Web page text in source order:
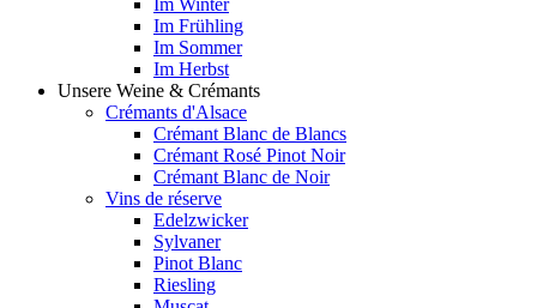
Im Frühling
Im Sommer
Im Herbst
Unsere Weine & Crémants
Crémants d'Alsace
Crémant Blanc de Blancs
Crémant Rosé Pinot Noir
Crémant Blanc de Noir
Vins de réserve
Edelzwicker
Sylvaner
Pinot Blanc
Riesling